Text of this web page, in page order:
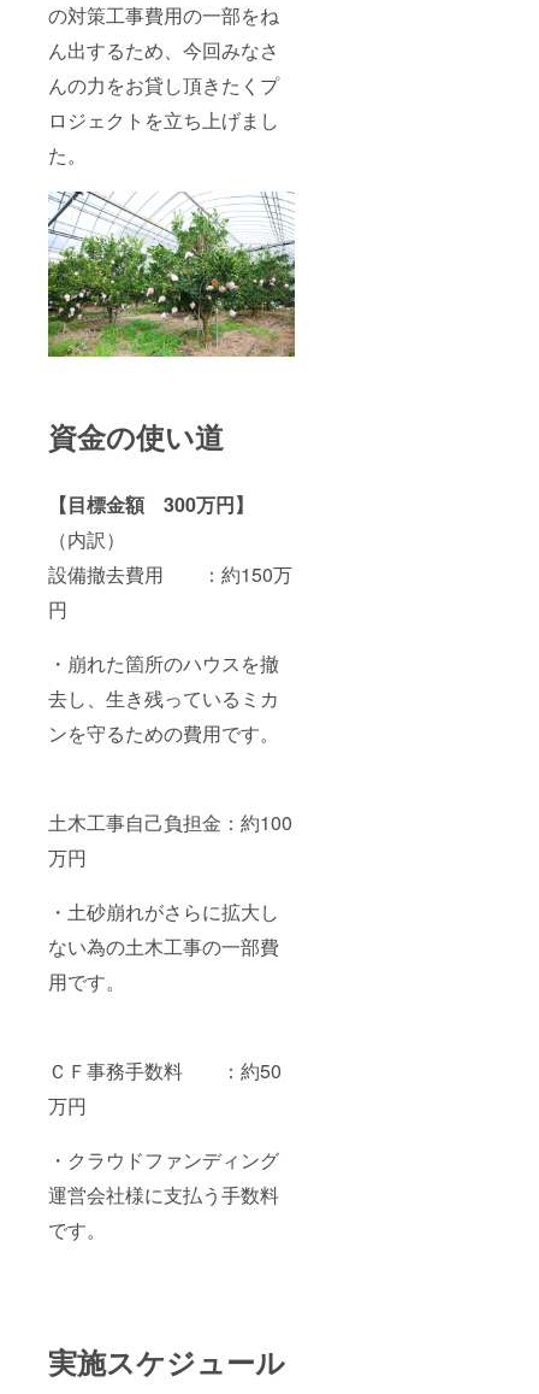
の対策工事費用の一部をね
ん出するため、今回みなさ
んの力をお貸し頂きたくプ
ロジェクトを立ち上げまし
た。
資金の使い道
【目標金額 300万円】
（内訳）
設備撤去費用 ：約150万
円
・崩れた箇所のハウスを撤
去し、生き残っているミカ
ンを守るための費用です。
土木工事自己負担金：約100
万円
・土砂崩れがさらに拡大し
ない為の土木工事の一部費
用です。
ＣＦ事務手数料 ：約50
万円
・クラウドファンディング
運営会社様に支払う手数料
です。
実施スケジュール